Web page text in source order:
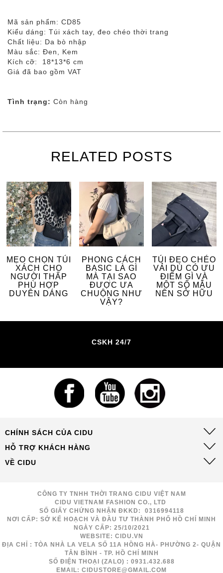
Mã sản phẩm: CD85
Kiểu dáng: Túi xách tay, đeo chéo thời trang
Chất liệu: Da bò nhập
Màu sắc: Đen, Kem
Kích cỡ: 18*13*6 cm
Giá đã bao gồm VAT
Tình trạng: Còn hàng
RELATED POSTS
MẸO CHỌN TÚI
XÁCH CHO
NGƯỜI THẤP
PHÙ HỢP
DUYÊN DÁNG
PHONG CÁCH
BASIC LÀ GÌ
MÀ TẠI SAO
ĐƯỢC ƯA
CHUỘNG NHƯ
VẬY?
TÚI ĐEO CHÉO
VẢI DÙ CÓ ƯU
ĐIỂM GÌ VÀ
MỘT SỐ MẪU
NÊN SỞ HỮU
CSKH 24/7
CHÍNH SÁCH CỦA CIDU
HỖ TRỢ KHÁCH HÀNG
VỀ CIDU
CÔNG TY TNHH THỜI TRANG CIDU VIỆT NAM
CIDU VIETNAM FASHION CO., LTD
SỐ GIẤY CHỨNG NHẬN ĐKKD: 0316994118
NƠI CẤP: SỞ KẾ HOẠCH VÀ ĐẦU TƯ THÀNH PHỐ HỒ CHÍ MINH
NGÀY CẤP: 25/10/2021
WEBSITE: CIDU.VN
ĐỊA CHỈ : TÒA NHÀ LA VELA SỐ 11A HỒNG HÀ- PHƯỜNG 2- QUẬN
TÂN BÌNH - TP. HỒ CHÍ MINH
SỐ ĐIỆN THOẠI (ZALO) : 0931.432.688
EMAIL: CIDUSTORE@GMAIL.COM